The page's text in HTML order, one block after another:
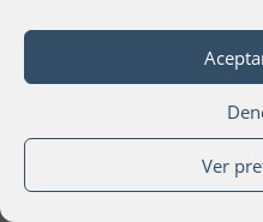
Ver
©Cámara Oficial de
Navegación